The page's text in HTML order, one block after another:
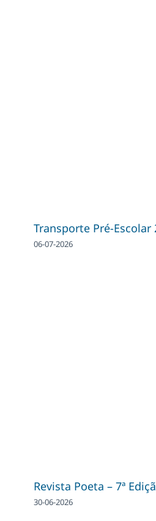
Transporte Pré-Escolar
06-07-2026
Revista Poeta – 7ª
30-06-2026